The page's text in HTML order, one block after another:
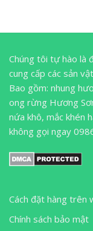
Chúng tôi tự hào là
cung cấp các sản
Bao gồm: nhung
ong rừng Hương
nứa khô, mắc khén
không gọi ngay
Cách đặt hàng trên
Chính sách bảo mật